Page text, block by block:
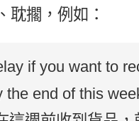
耽擱，例如：
if you want to
the end of this